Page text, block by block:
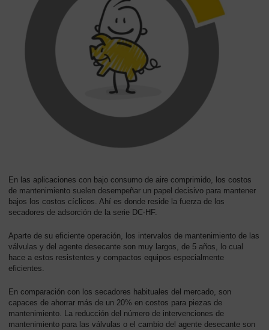
En las aplicaciones con bajo consumo de aire comprimido, los costos
de mantenimiento suelen desempeñar un papel decisivo para mantener
bajos los costos cíclicos. Ahí es donde reside la fuerza de los
secadores de adsorción de la serie DC-HF.
Aparte de su eficiente operación, los intervalos de mantenimiento de las
válvulas y del agente desecante son muy largos, de 5 años, lo cual
hace a estos resistentes y compactos equipos especialmente
eficientes.
En comparación con los secadores habituales del mercado, son
capaces de ahorrar más de un 20% en costos para piezas de
mantenimiento. La reducción del número de intervenciones de
mantenimiento para las válvulas o el cambio del agente desecante son